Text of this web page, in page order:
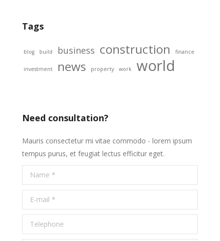
Tags
blog build business construction finance
investment news property work world
Need consultation?
Mauris consectetur mi vitae commodo - lorem ipsum
tempus purus, et feugiat lectus efficitur eget.
Name *
E-mail *
Telephone